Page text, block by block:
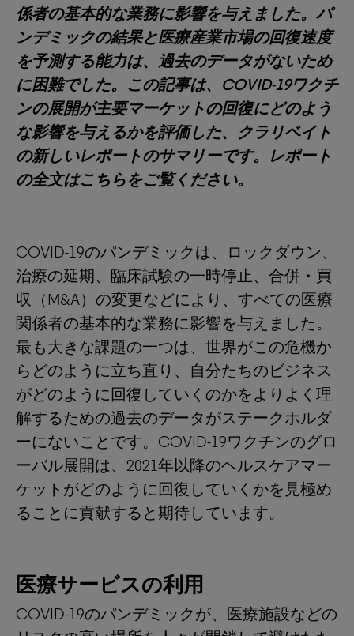
係者の基本的な業務に影響を与えました。パ
ンデミックの結果と医療産業市場の回復速度
を予測する能力は、過去のデータがないため
に困難でした。この記事は、COVID-19ワクチ
ンの展開が主要マーケットの回復にどのよう
な影響を与えるかを評価した、クラリベイト
の新しいレポートのサマリーです。レポート
の全文はこちらをご覧ください。
COVID-19のパンデミックは、ロックダウン、
治療の延期、臨床試験の一時停止、合併・買
収（M&A）の変更などにより、すべての医療
関係者の基本的な業務に影響を与えました。
最も大きな課題の一つは、世界がこの危機か
らどのように立ち直り、自分たちのビジネス
がどのように回復していくのかをよりよく理
解するための過去のデータがステークホルダ
ーにないことです。COVID-19ワクチンのグロ
ーバル展開は、2021年以降のヘルスケアマー
ケットがどのように回復していくかを見極め
ることに貢献すると期待しています。
医療サービスの利用
COVID-19のパンデミックが、医療施設などの